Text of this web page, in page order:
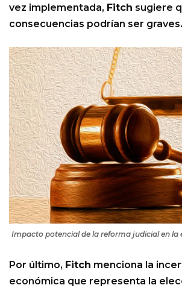
vez implementada, Fitch sugiere
consecuencias podrían ser graves.
Impacto potencial de la reforma judicial en la
Por último, Fitch menciona la
económica que representa la